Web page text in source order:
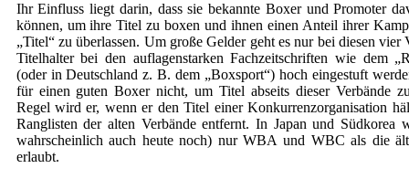
Ihr Einfluss liegt darin, dass sie bekannte Boxer und Promoter
können, um ihre Titel zu boxen und ihnen einen Anteil ihrer
„Titel“ zu überlassen. Um große Gelder geht es nur bei diesen vier
Titelhalter bei den auflagenstarken Fachzeitschriften wie dem
(oder in Deutschland z. B. dem „Boxsport“) hoch eingestuft
für einen guten Boxer nicht, um Titel abseits dieser Verbände
Regel wird er, wenn er den Titel einer Konkurrenzorganisation
Ranglisten der alten Verbände entfernt. In Japan und Südkorea
wahrscheinlich auch heute noch) nur WBA und WBC als die
erlaubt.